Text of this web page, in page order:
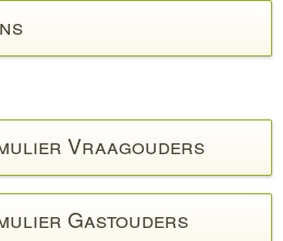
Vraagouders
Gastouders